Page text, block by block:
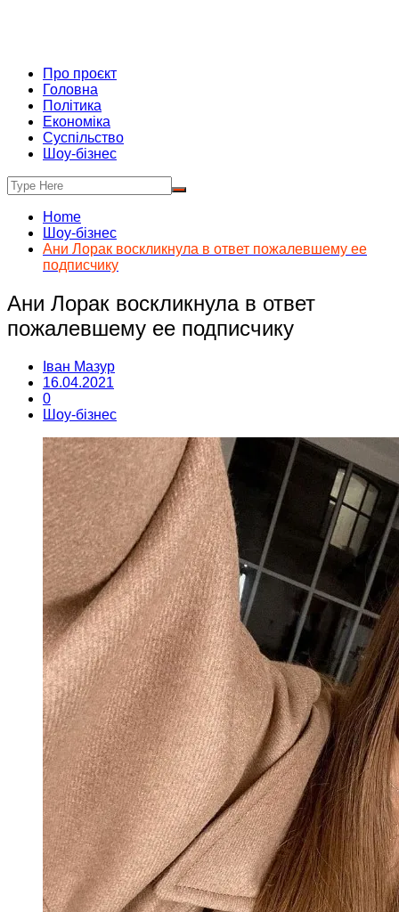
Про проєкт
Головна
Політика
Економіка
Суспільство
Шоу-бізнес
Home
Шоу-бізнес
Ани Лорак воскликнула в ответ пожалевшему ее
подписчику
Ани Лорак воскликнула в ответ
пожалевшему ее подписчику
Іван Мазур
16.04.2021
0
Шоу-бізнес